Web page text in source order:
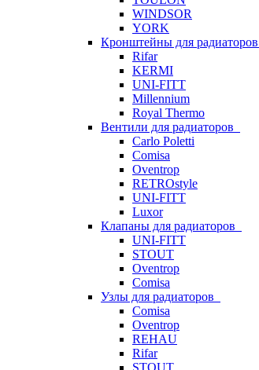
WINDSOR
YORK
Кронштейны для радиаторов
Rifar
KERMI
UNI-FITT
Millennium
Royal Thermo
Вентили для радиаторов
Carlo Poletti
Comisa
Oventrop
RETROstyle
UNI-FITT
Luxor
Клапаны для радиаторов
UNI-FITT
STOUT
Oventrop
Comisa
Узлы для радиаторов
Comisa
Oventrop
REHAU
Rifar
STOUT